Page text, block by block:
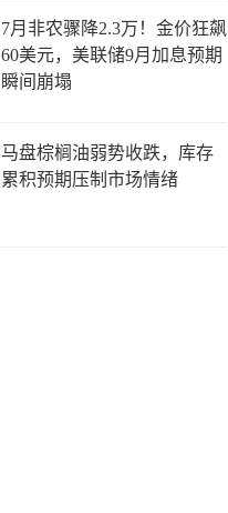
7月非农骤降2.3万！金价狂飙
60美元，美联储9月加息预期
瞬间崩塌
马盘棕榈油弱势收跌，库存
累积预期压制市场情绪